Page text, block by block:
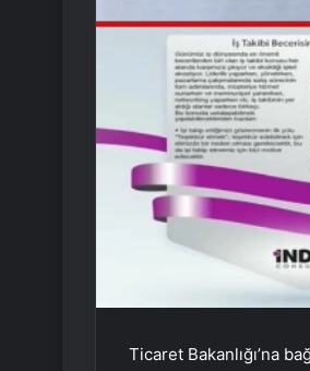
Ticaret Bakanlığı’na